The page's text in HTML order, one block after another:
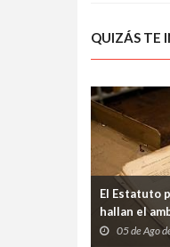
QUIZÁS TE
El Estatuto
hallan el
05 de Ago